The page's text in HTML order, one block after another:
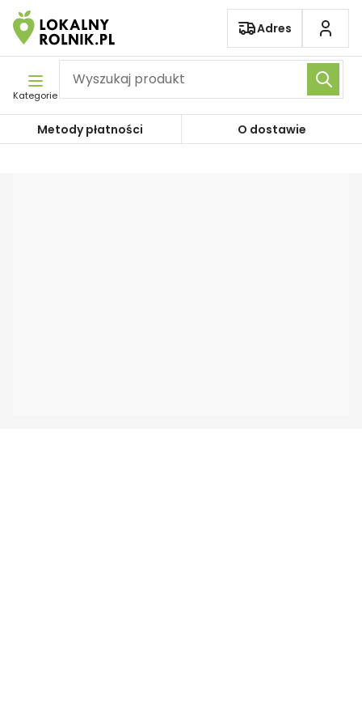
Pomiń nawigację
Adres
Kategorie
Metody płatności O dostawie